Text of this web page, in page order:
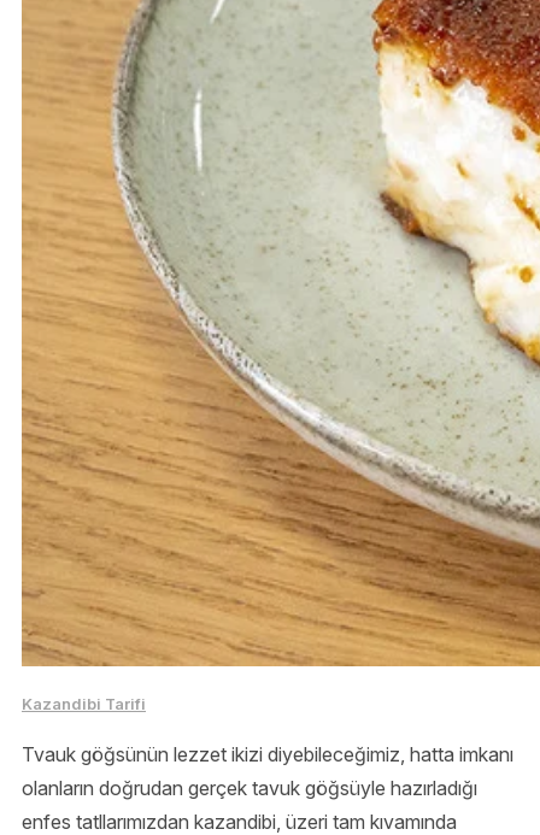
Kazandibi Tarifi
Tvauk göğsünün lezzet ikizi diyebileceğimiz, hatta imkanı
olanların doğrudan gerçek tavuk göğsüyle hazırladığı
enfes tatllarımızdan kazandibi, üzeri tam kıvamında